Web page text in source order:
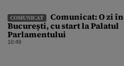
COMUNICAT
Comunicat: O zi în
București, cu start la Palatul
Parlamentului
10:49